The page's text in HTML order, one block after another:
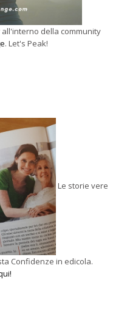
della community
. Let's Peak!
Le storie vere
Confidenze in edicola.